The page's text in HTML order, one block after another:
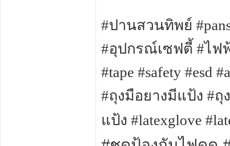
#ปานสวนทิพย์
#อุปกรณ์เซฟตี้ #ไฟ
#tape #safety #esd
#ถุงมือยางมีแป้ง #
แป้ง #latexglove